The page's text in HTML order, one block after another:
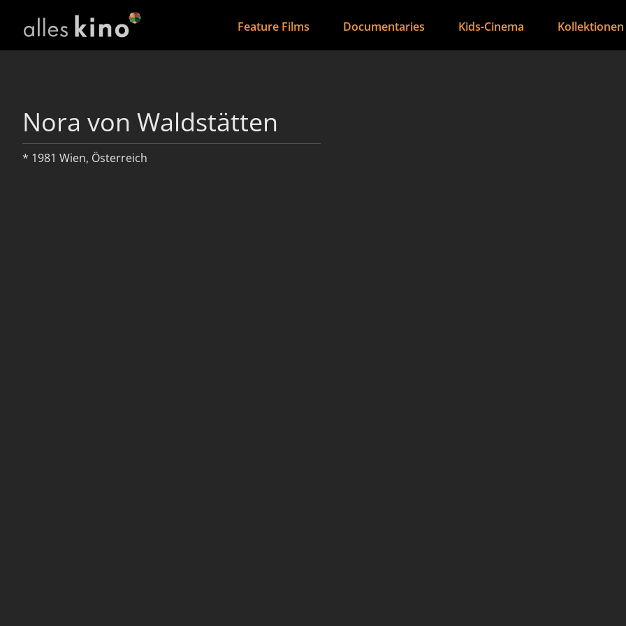
Feature Films Documentaries Kids-Cinema Kollektionen
Nora von Waldstätten
* 1981 Wien, Österreich